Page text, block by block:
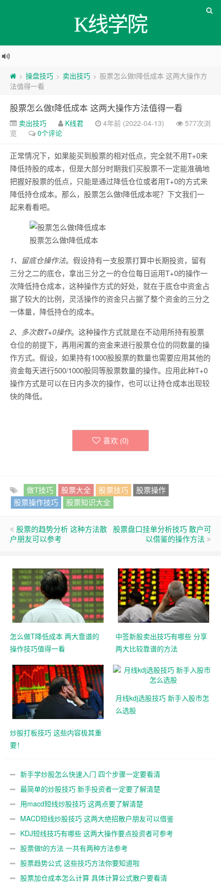
K线学院
> 操盘技巧 > 卖出技巧 > 股票怎么做t降低成本 这两大操作方
法值得一看
股票怎么做t降低成本 这两大操作方法值得一看
卖出技巧 K线君 4年前 (2022-04-13)
577次浏
览
0个评论
正常情况下，如果能买到股票的相对低点，完全就不用T+0来
降低持股的成本，但是大部分时期我们买股票不一定能准确地
把握好股票的低点，只能是通过降低仓位或者用T+0的方式来
降低持仓成本。那么，股票怎么做t降低成本呢？下文我们一
起来看看吧。
股票怎么做t降低成本
1、留底仓操作法。假设持有一支股票打算中长期投资，留有
三分之二的底仓，拿出三分之一的仓位每日运用T+0的操作一
次降低持仓成本，这种操作方式的好处，就在于底仓中资金占
据了较大的比例，灵活操作的资金只占据了整个资金的三分之
一体量，降低持仓的成本。
2、多次数T+0操作。这种操作方式就是在不动用所持有股票
仓位的前提下，再用闲置的资金来进行股票仓位的同数量的操
作方式。假设，如果持有1000股股票的数量也需要应用其他的
资金每天进行500/1000股同等股票数量的操作。应用此种T+0
操作方式是可以在日内多次的操作，也可以让持仓成本出现较
快的降低。
喜欢 (0)
做T技巧 股票大全 股票技巧
股票操作
股票操作技巧
股票知识大全
股票的趋势分析 这种方法散
户朋友可以参考
股票盘口挂单分析技巧 散户可
以借鉴的操作方法
怎么做T降低成本 两大靠谱的
操作技巧值得一看
中签新股卖出技巧有哪些 分享
两大比较靠谱的方法
炒股打板技巧 这些内容极其重
要！
月线kdj选股技巧 新手入股市怎
么选股
新手学炒股怎么快速入门 四个步骤一定要看清
最简单的炒股技巧 新手投资者一定要了解清楚
用macd短线炒股技巧 这两点要了解清楚
MACD短线炒股技巧 这两大绝招散户朋友可以借鉴
KDJ短线技巧有哪些 这两大操作要点投资者可参考
股票做t的方法 一共有两种方法参考
股票趋势公式 这些技巧方法你要知道啦
股票加仓成本怎么计算 具体计算公式散户要看清